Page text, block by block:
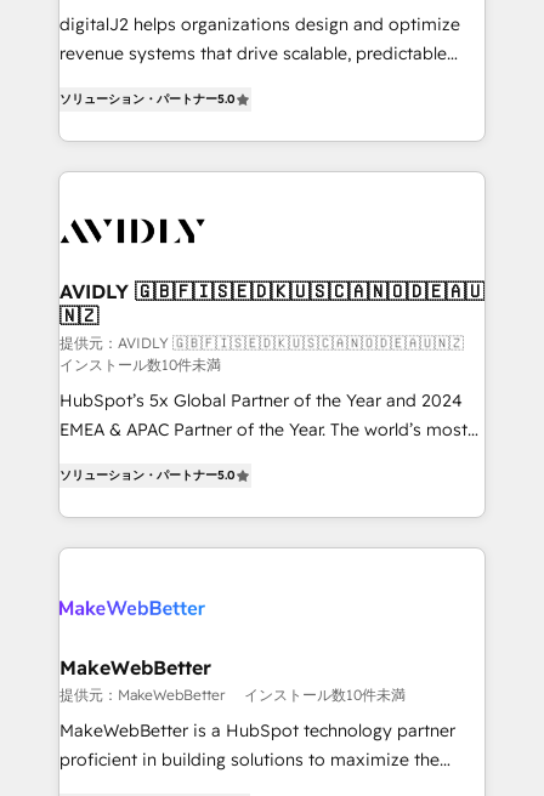
digitalJ2 helps organizations design and optimize
revenue systems that drive scalable, predictable
Partner, we specialize in both strategic RevOps
planning and hands-on technical execution - building
the operational foundation companies need to
Healthcare - Financial Services - Managed IT (MSP) -
we help: ✔️ Full HubSpot implementations and portal
optimization ✔️ Data migrations, CRM architecture,
and reporting foundations ✔️ Custom integrations
and workflow automation ✔️ User adoption
programs, training, and enablement Through project-
based engagements and ongoing RevOps
improvements at the right time so operations
evolve strategically and sustainably as the business
ソリューション・パートナー5.0
AVIDLY 🇬🇧🇫🇮🇸🇪🇩🇰🇺🇸🇨🇦🇳🇴🇩🇪🇦🇺
🇳🇿
提供元：AVIDLY 🇬🇧🇫🇮🇸🇪🇩🇰🇺🇸🇨🇦🇳🇴🇩🇪🇦🇺🇳🇿
インストール数10件未満
HubSpot’s 5x Global Partner of the Year and 2024
EMEA & APAC Partner of the Year. The world’s most
Partner. 🚀 With 2,750+ HubSpot projects delivered
and 370+ specialists across EMEA, APAC and NAM,
we de-risk complex CRM programmes and
multi-region migrations to AI-powered automation,
scale. 🏆 HubSpot’s CEO called us “the partner of the
future.” Others agree it is proof of trust built through
measurable impact.
ソリューション・パートナー5.0
MakeWebBetter
提供元：MakeWebBetter インストール数10件未満
MakeWebBetter is a HubSpot technology partner
proficient in building solutions to maximize the